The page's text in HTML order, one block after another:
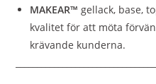
MAKEAR™ gellack, base,
kvalitet för att möta
krävande kunderna.